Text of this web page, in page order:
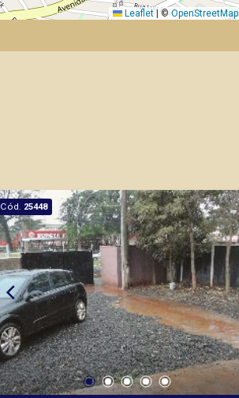
Leaflet | ©OpenStreetMap
Cód. 25448